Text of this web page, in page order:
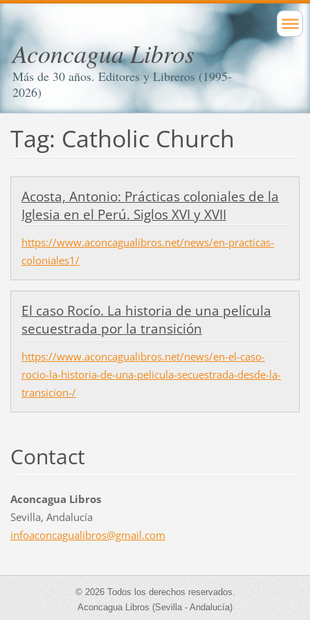
Aconcagua Libros
Más de 30 años. Editores y Libreros (1995-
2026)
Tag: Catholic Church
Acosta, Antonio: Prácticas coloniales de la
Iglesia en el Perú. Siglos XVI y XVII
https://www.aconcagualibros.net/news/en-practicas-
coloniales1/
El caso Rocío. La historia de una película
secuestrada por la transición
https://www.aconcagualibros.net/news/en-el-caso-
rocio-la-historia-de-una-pelicula-secuestrada-desde-la-
transicion-/
Contact
Aconcagua Libros
Sevilla, Andalucía
infoaconcagualibros@gmail.com
© 2026 Todos los derechos reservados.
Aconcagua Libros (Sevilla - Andalucía)